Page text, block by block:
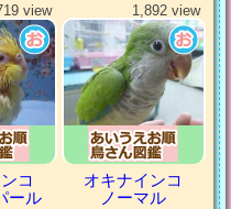
view
コ
ール
1,892 view
オキナインコ
ノーマル